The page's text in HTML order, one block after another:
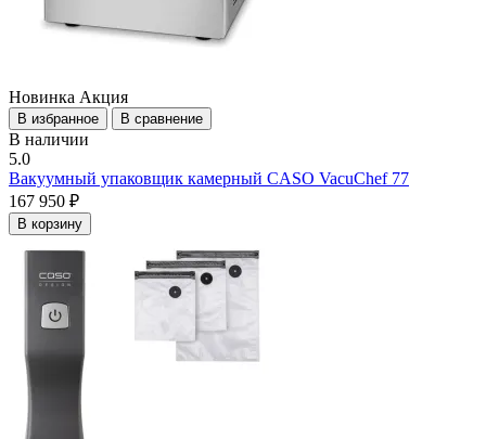
Новинка Акция
В избранное В сравнение
В наличии
5.0
Вакуумный упаковщик камерный CASO VacuChef 77
167 950 ₽
В корзину